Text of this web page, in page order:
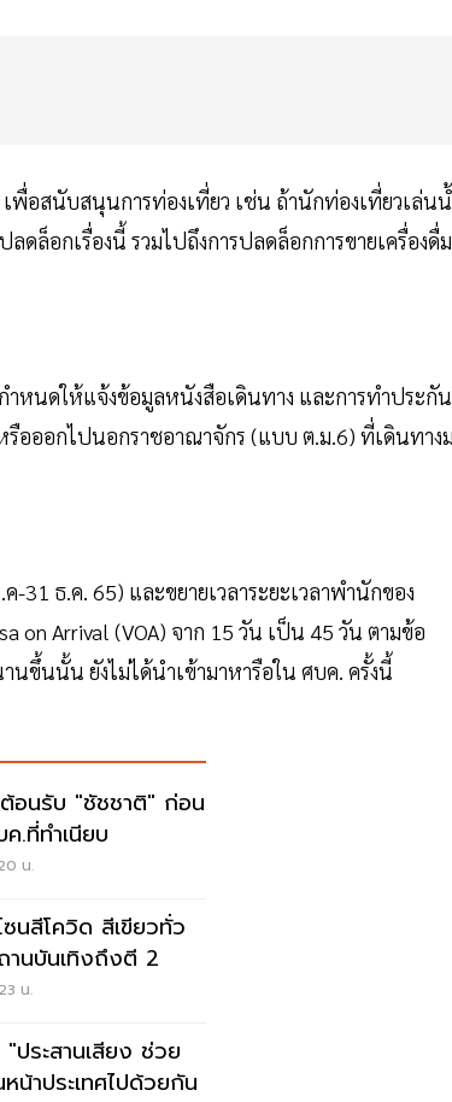
พื่อสนับสนุนการท่องเที่ยว เช่น ถ้านักท่องเที่ยวเล่น
ดล็อกเรื่องนี้ รวมไปถึงการปลดล็อกการขายเครื่องดื่ม
ำหนดให้แจ้งข้อมูลหนังสือเดินทาง และการทำประกัน
รือออกไปนอกราชอาณาจักร (แบบ ต.ม.6) ที่เดินทาง
-31 ธ.ค. 65) และขยายเวลาระยะเวลาพำนักของ
on Arrival (VOA) จาก 15 วัน เป็น 45 วัน ตามข้อ
ขึ้นนั้น ยังไม่ได้นำเข้ามาหารือใน ศบค. ครั้งนี้
รับ "ชัชชาติ" ก่อน
.ที่ทำเนียบ
น.
ซนสีโควิด สีเขียวทั่ว
านบันเทิงถึงตี 2
น.
ระสานเสียง ช่วย
งาน เดินหน้าประเทศไปด้วยกัน